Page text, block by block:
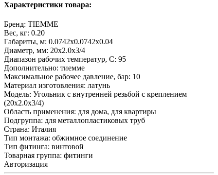
Характеристики товара:
Бренд: TIEMME
Вес, кг: 0.20
Габариты, м: 0.0742x0.0742x0.04
Диаметр, мм: 20х2.0х3/4
Диапазон рабочих температур, С: 95
Дополнительно: тиемме
Максимальное рабочее давление, бар: 10
Материал изготовления: латунь
Модель: Угольник с внутренней резьбой с креплением
(20х2.0х3/4)
Область применения: для дома, для квартиры
Подгруппа: для металлопластиковых труб
Страна: Италия
Тип монтажа: обжимное соединение
Тип фитинга: винтовой
Товарная группа: фитинги
Авторизация